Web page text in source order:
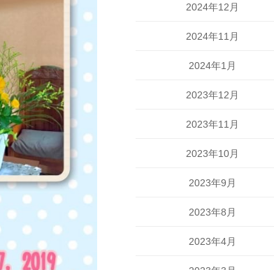
2024年12月
2024年11月
2024年1月
2023年12月
2023年11月
2023年10月
2023年9月
2023年8月
2023年4月